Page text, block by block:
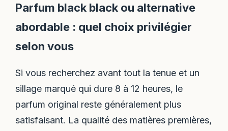
Parfum black black ou alternative
abordable : quel choix privilégier
selon vous
Si vous recherchez avant tout la tenue et un
sillage marqué qui dure 8 à 12 heures, le
parfum original reste généralement plus
satisfaisant. La qualité des matières premières,